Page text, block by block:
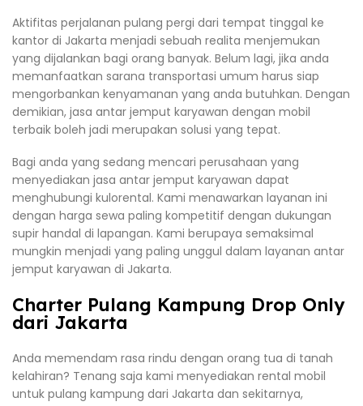
Aktifitas perjalanan pulang pergi dari tempat tinggal ke
kantor di Jakarta menjadi sebuah realita menjemukan
yang dijalankan bagi orang banyak. Belum lagi, jika anda
memanfaatkan sarana transportasi umum harus siap
mengorbankan kenyamanan yang anda butuhkan. Dengan
demikian, jasa antar jemput karyawan dengan mobil
terbaik boleh jadi merupakan solusi yang tepat.
Bagi anda yang sedang mencari perusahaan yang
menyediakan jasa antar jemput karyawan dapat
menghubungi kulorental. Kami menawarkan layanan ini
dengan harga sewa paling kompetitif dengan dukungan
supir handal di lapangan. Kami berupaya semaksimal
mungkin menjadi yang paling unggul dalam layanan antar
jemput karyawan di Jakarta.
Charter Pulang Kampung Drop Only
dari Jakarta
Anda memendam rasa rindu dengan orang tua di tanah
kelahiran? Tenang saja kami menyediakan rental mobil
untuk pulang kampung dari Jakarta dan sekitarnya,